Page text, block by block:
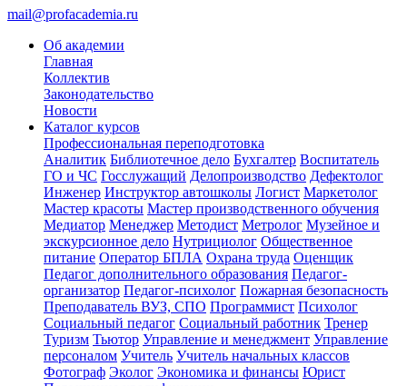
mail@profacademia.ru
Об академии
Главная
Коллектив
Законодательство
Новости
Каталог курсов
Профессиональная переподготовка
Аналитик Библиотечное дело Бухгалтер Воспитатель
ГО и ЧС Госслужащий Делопроизводство Дефектолог
Инженер Инструктор автошколы Логист Маркетолог
Мастер красоты Мастер производственного обучения
Медиатор Менеджер Методист Метролог Музейное и
экскурсионное дело Нутрициолог Общественное
питание Оператор БПЛА Охрана труда Оценщик
Педагог дополнительного образования Педагог-
организатор Педагог-психолог Пожарная безопасность
Преподаватель ВУЗ, СПО Программист Психолог
Социальный педагог Социальный работник Тренер
Туризм Тьютор Управление и менеджмент Управление
персоналом Учитель Учитель начальных классов
Фотограф Эколог Экономика и финансы Юрист